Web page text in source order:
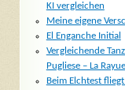
KI vergleichen
Meine eigene
El Enganche Initial
Vergleichende
Pugliese – La
Beim Elchtest